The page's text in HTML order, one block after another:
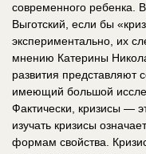
современного ребенка.
Выготский, если бы
экспериментально, их
мнению Катерины
развития представляют
имеющий большой
Фактически, кризисы —
изучать кризисы
формам свойства.